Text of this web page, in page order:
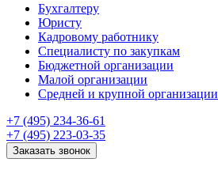
Бухгалтеру
Юристу
Кадровому работнику
Специалисту по закупкам
Бюджетной организации
Малой организации
Средней и крупной организации
+7 (495) 234-36-61
+7 (495) 223-03-35
Заказать звонок